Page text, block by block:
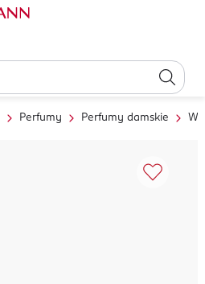
Perfumy Perfumy damskie